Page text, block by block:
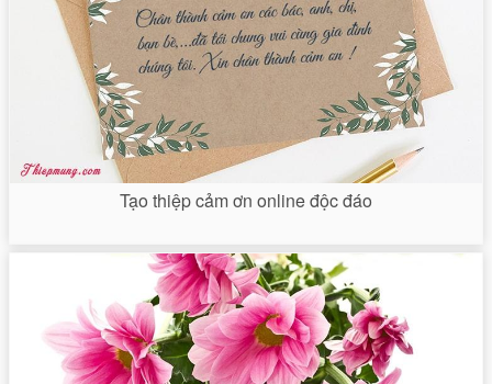
Tạo thiệp cảm ơn online độc đáo